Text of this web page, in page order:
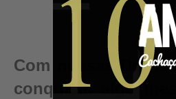
Com nossas
conquista algo